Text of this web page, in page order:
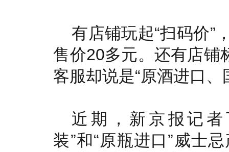
有店铺玩起“扫码价”
售价20多元。还有店铺
客服却说是“原酒进口、
近期，新京报记
装”和“原瓶进口”威士